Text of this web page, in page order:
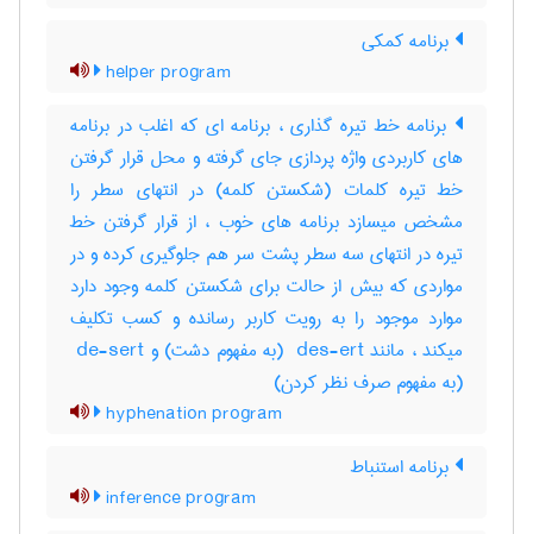
برنامه کمکی
helper program
برنامه خط تیره گذاری ، برنامه ای که اغلب در برنامه
های کاربردی واژه پردازی جای گرفته و محل قرار گرفتن
خط تیره کلمات (شکستن کلمه) در انتهای سطر را
مشخص میسازد برنامه های خوب ، از قرار گرفتن خط
تیره در انتهای سه سطر پشت سر هم جلوگیری کرده و در
مواردی که بیش از حالت برای شکستن کلمه وجود دارد
موارد موجود را به رویت کاربر رسانده و کسب تکلیف
میکند ، مانند ‎ des-ert (به مفهوم دشت) و ‎ de-sert
(به مفهوم صرف نظر کردن)
hyphenation program
برنامه استنباط
inference program